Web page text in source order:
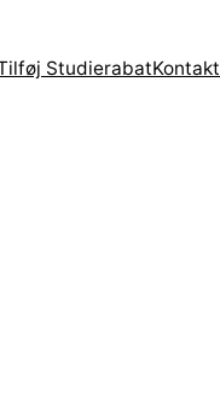
StudierabatKontakt